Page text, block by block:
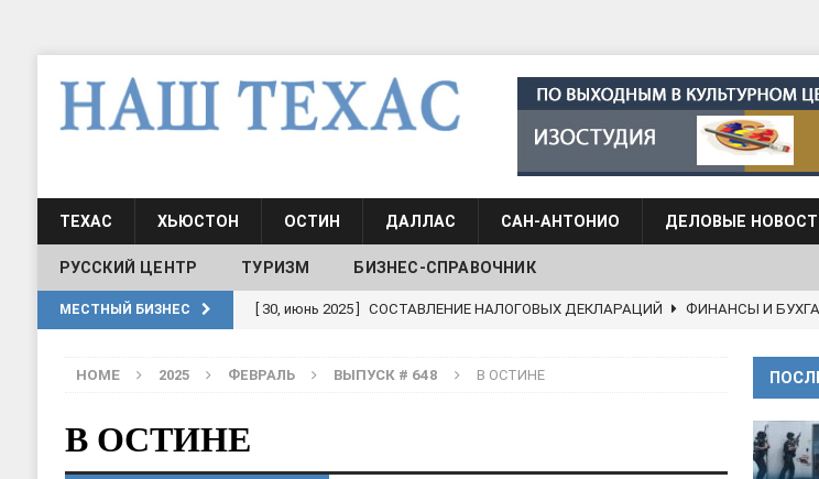
ТЕХАС ХЬЮСТОН ОСТИН ДАЛЛАС САН-АНТОНИО ДЕЛОВЫЕ
РУССКИЙ ЦЕНТР ТУРИЗМ БИЗНЕС-СПРАВОЧНИК
МЕСТНЫЙ БИЗНЕС [ 19, июль 2017 ] Классы русского языка для взрослых при Культурном центре
[ 19, июль 2017 ] Школа русского языка при культурном центре “Наш Техас”
HOME 2025 ФЕВРАЛЬ ВЫПУСК # 648 В ОСТИНЕ
В ОСТИНЕ